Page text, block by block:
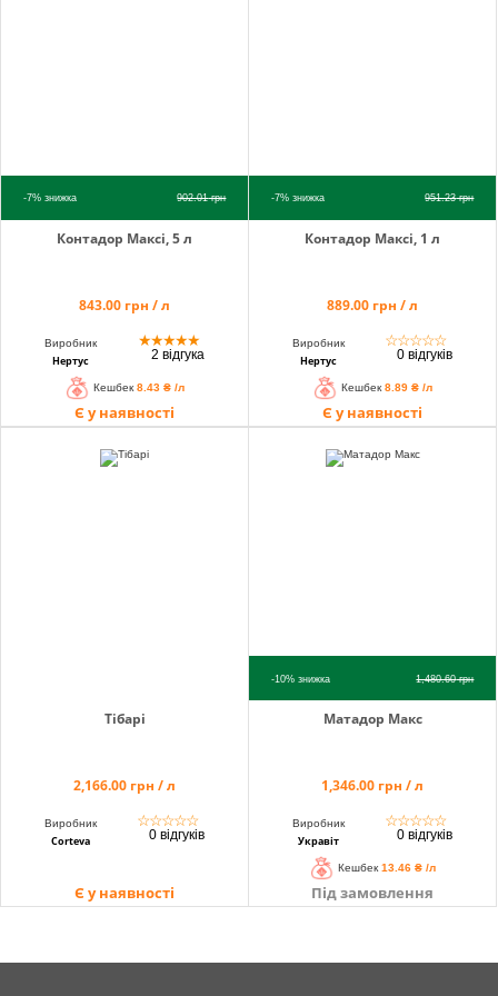
-7%знижка 902.01грн
Контадор Максі, 5 л
843.00 грн / л
Виробник
Нертус
★★★★★
2 відгука
Кешбек 8.43 ₴ /л
Є у наявності
-7%знижка 951.23грн
Контадор Максі, 1 л
889.00 грн / л
Виробник
Нертус
☆☆☆☆☆
0 відгуків
Кешбек 8.89 ₴ /л
Є у наявності
Тібарі
2,166.00 грн / л
Виробник
Corteva
☆☆☆☆☆
0 відгуків
Є у наявності
-10%знижка 1,480.60грн
Матадор Макс
1,346.00 грн / л
Виробник
Укравіт
☆☆☆☆☆
0 відгуків
Кешбек 13.46 ₴ /л
Під замовлення